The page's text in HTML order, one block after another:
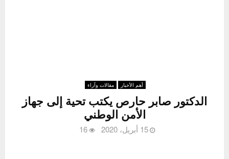
أهم الأخبار مقالات وآراء
الدكتور صابر حارص يكتب تحية إلى جهاز
الأمن الوطني
15 أبريل، 2020 16